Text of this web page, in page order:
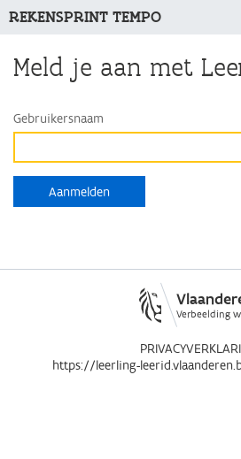
REKENSPRINT TEMPO
Meld je aan met
Gebruikersnaam
Verbeelding
https://leerling-